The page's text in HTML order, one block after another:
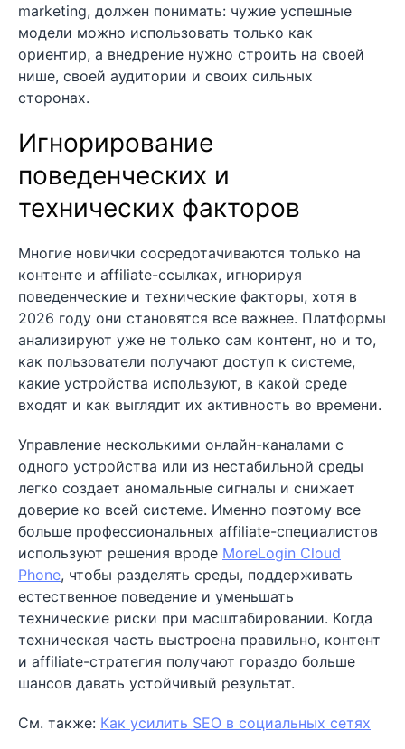
marketing, должен понимать: чужие успешные
модели можно использовать только как
ориентир, а внедрение нужно строить на своей
нише, своей аудитории и своих сильных
сторонах.
Игнорирование
поведенческих и
технических факторов
Многие новички сосредотачиваются только на
контенте и affiliate-ссылках, игнорируя
поведенческие и технические факторы, хотя в
2026 году они становятся все важнее. Платформы
анализируют уже не только сам контент, но и то,
как пользователи получают доступ к системе,
какие устройства используют, в какой среде
входят и как выглядит их активность во времени.
Управление несколькими онлайн-каналами с
одного устройства или из нестабильной среды
легко создает аномальные сигналы и снижает
доверие ко всей системе. Именно поэтому все
больше профессиональных affiliate-специалистов
используют решения вроде MoreLogin Cloud
Phone, чтобы разделять среды, поддерживать
естественное поведение и уменьшать
технические риски при масштабировании. Когда
техническая часть выстроена правильно, контент
и affiliate-стратегия получают гораздо больше
шансов давать устойчивый результат.
См. также: Как усилить SEO в социальных сетях